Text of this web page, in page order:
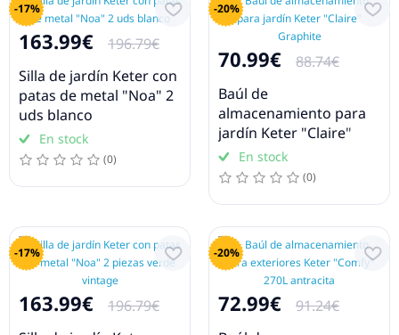
-17%
163.99€
196.79€
Silla de jardín Keter con
patas de metal "Noa" 2
uds blanco
En stock
(0)
-20%
70.99€
88.74€
Baúl de
almacenamiento para
jardín Keter "Claire"
Graphite
En stock
(0)
-17%
163.99€
196.79€
-20%
72.99€
91.24€